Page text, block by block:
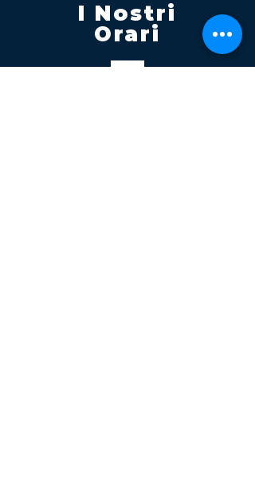
I Nostri
Orari